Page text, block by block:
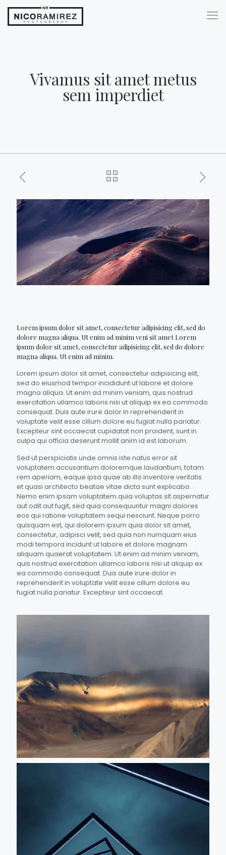
Vivamus sit amet metus
sem imperdiet
Lorem ipsum dolor sit amet, consectetur adipisicing elit, sed do
dolore magna aliqua. Ut enim ad minim veni sit amet Lorem
ipsum dolor sit amet, consectetur adipisicing elit, sed do dolore
magna aliqua. Ut enim ad minim.
Lorem ipsum dolor sit amet, consectetur adipisicing elit,
sed do eiusmod tempor incididunt ut labore et dolore
magna aliqua. Ut enim ad minim veniam, quis nostrud
exercitation ullamco laboris nisi ut aliquip ex ea commodo
consequat. Duis aute irure dolor in reprehenderit in
voluptate velit esse cillum dolore eu fugiat nulla pariatur.
Excepteur sint occaecat cupidatat non proident, sunt in
culpa qui officia deserunt mollit anim id est laborum.
Sed ut perspiciatis unde omnis iste natus error sit
voluptatem accusantium doloremque laudantium, totam
rem aperiam, eaque ipsa quae ab illo inventore veritatis
et quasi architecto beatae vitae dicta sunt explicabo.
Nemo enim ipsam voluptatem quia voluptas sit aspernatur
aut odit aut fugit, sed quia consequuntur magni dolores
eos qui ratione voluptatem sequi nesciunt. Neque porro
quisquam est, qui dolorem ipsum quia dolor sit amet,
consectetur, adipisci velit, sed quia non numquam eius
modi tempora incidunt ut labore et dolore magnam
aliquam quaerat voluptatem. Ut enim ad minim veniam,
quis nostrud exercitation ullamco laboris nisi ut aliquip ex
ea commodo consequat. Duis aute irure dolor in
reprehenderit in voluptate velit esse cillum dolore eu
fugiat nulla pariatur. Excepteur sint occaecat.